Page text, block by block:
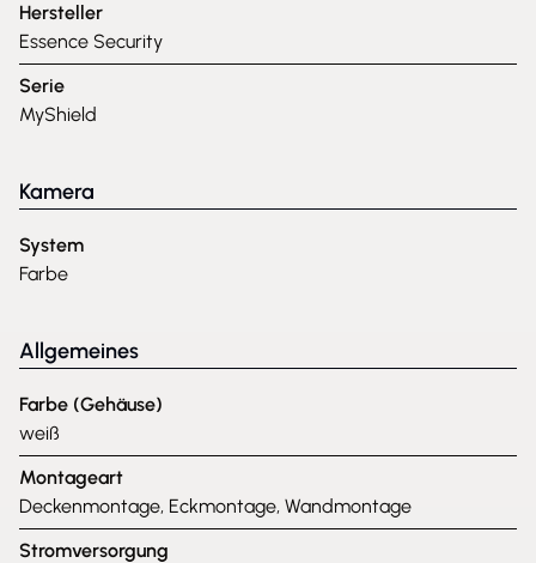
Hersteller
Essence Security
Serie
MyShield
Kamera
System
Farbe
Allgemeines
Farbe (Gehäuse)
weiß
Montageart
Deckenmontage, Eckmontage, Wandmontage
Stromversorgung